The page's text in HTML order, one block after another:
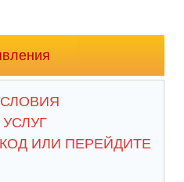
ИЛИ ПЕРЕЙДИТЕ